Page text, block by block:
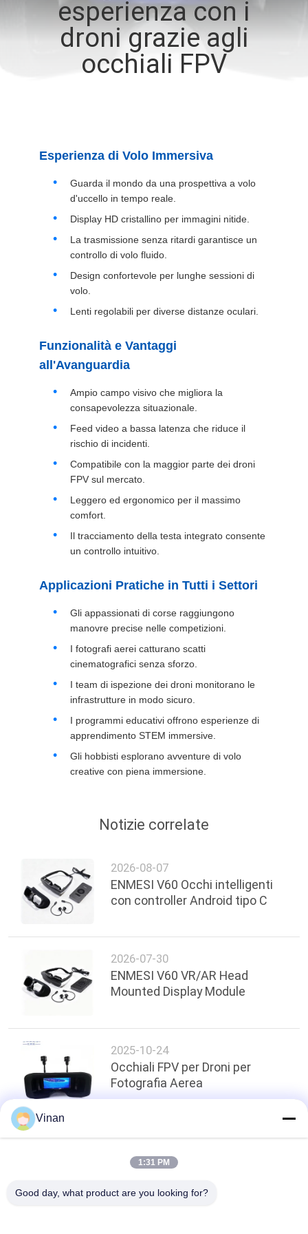
CONTROLLO
DI
CASI
RICHIEDA
UNA
CITAZIONE
SHOPPING
ONLINE
MAPPA
POLITICA
SULLA
PRIVACY
esperienza con i
droni grazie agli
occhiali FPV
Esperienza di Volo Immersiva
Guarda il mondo da una prospettiva a volo
d'uccello in tempo reale.
Display HD cristallino per immagini nitide.
La trasmissione senza ritardi garantisce un
controllo di volo fluido.
Design confortevole per lunghe sessioni di
volo.
Lenti regolabili per diverse distanze oculari.
Funzionalità e Vantaggi
all'Avanguardia
Ampio campo visivo che migliora la
consapevolezza situazionale.
Feed video a bassa latenza che riduce il
rischio di incidenti.
Compatibile con la maggior parte dei droni
FPV sul mercato.
Leggero ed ergonomico per il massimo
comfort.
Il tracciamento della testa integrato consente
un controllo intuitivo.
Applicazioni Pratiche in Tutti i Settori
Gli appassionati di corse raggiungono
manovre precise nelle competizioni.
I fotografi aerei catturano scatti
cinematografici senza sforzo.
I team di ispezione dei droni monitorano le
infrastrutture in modo sicuro.
I programmi educativi offrono esperienze di
apprendimento STEM immersive.
Gli hobbisti esplorano avventure di volo
creative con piena immersione.
Notizie correlate
2026-08-07
ENMESI V60 Occhi intelligenti
con controller Android tipo C
2026-07-30
ENMESI V60 VR/AR Head
Mounted Display Module
2025-10-24
Occhiali FPV per Droni per
Fotografia Aerea
top
Vinan
1:31 PM
Good day, what product are you looking for?